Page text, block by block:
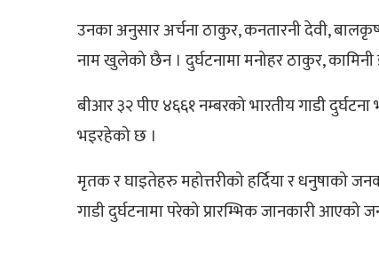
उनका अनुसार अर्चना ठाकुर, कनतारनी देवी,
नाम खुलेको छैन । दुर्घटनामा मनोहर ठाकुर,
बीआर ३२ पीए ४६६१ नम्बरको भारतीय गाडी
भइरहेको छ ।
मृतक र घाइतेहरु महोत्तरीको हर्दिया र धनुषाको
गाडी दुर्घटनामा परेको प्रारम्भिक जानकारी आएको